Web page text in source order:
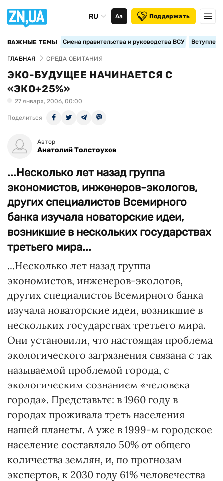
RU Аа Поддержать
ВАЖНЫЕ ТЕМЫ Смена правительства и руководства ВСУ
ГЛАВНАЯ СРЕДА ОБИТАНИЯ
ЭКО-БУДУЩЕЕ НАЧИНАЕТСЯ С
«ЭКО+25%»
27 января, 2006, 00:00
Поделиться
Автор
Анатолий Толстоухов
...Несколько лет назад группа
экономистов, инженеров-экологов,
других специалистов Всемирного
банка изучала новаторские идеи,
возникшие в нескольких государствах
третьего мира...
...Несколько лет назад группа
экономистов, инженеров-экологов,
других специалистов Всемирного банка
изучала новаторские идеи, возникшие в
нескольких государствах третьего мира.
Они установили, что настоящая проблема
экологического загрязнения связана с так
называемой проблемой города, с
экологическим сознанием «человека
города». Представьте: в 1960 году в
городах проживала треть населения
нашей планеты. А уже в 1999-м городское
население составляло 50% от общего
количества землян, и, по прогнозам
экспертов, к 2030 году 61% человечества